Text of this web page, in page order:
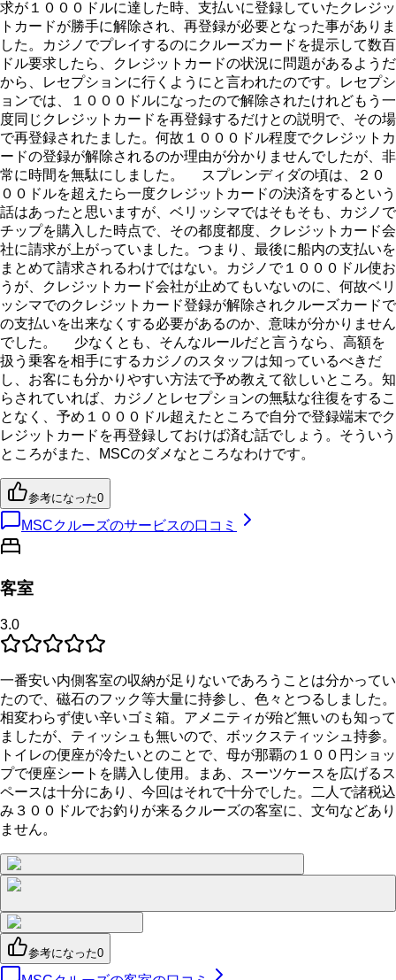
求が１０００ドルに達した時、支払いに登録していたクレジッ
トカードが勝手に解除され、再登録が必要となった事がありま
した。カジノでプレイするのにクルーズカードを提示して数百
ドル要求したら、クレジットカードの状況に問題があるようだ
から、レセプションに行くようにと言われたのです。レセプシ
ョンでは、１０００ドルになったので解除されたけれどもう一
度同じクレジットカードを再登録するだけとの説明で、その場
で再登録されたました。何故１０００ドル程度でクレジットカ
ードの登録が解除されるのか理由が分かりませんでしたが、非
常に時間を無駄にしました。 スプレンディダの頃は、２０
００ドルを超えたら一度クレジットカードの決済をするという
話はあったと思いますが、ベリッシマではそもそも、カジノで
チップを購入した時点で、その都度都度、クレジットカード会
社に請求が上がっていました。つまり、最後に船内の支払いを
まとめて請求されるわけではない。カジノで１０００ドル使お
うが、クレジットカード会社が止めてもいないのに、何故ベリ
ッシマでのクレジットカード登録が解除されクルーズカードで
の支払いを出来なくする必要があるのか、意味が分かりません
でした。 少なくとも、そんなルールだと言うなら、高額を
扱う乗客を相手にするカジノのスタッフは知っているべきだ
し、お客にも分かりやすい方法で予め教えて欲しいところ。知
らされていれば、カジノとレセプションの無駄な往復をするこ
となく、予め１０００ドル超えたところで自分で登録端末でク
レジットカードを再登録しておけば済む話でしょう。そういう
ところがまた、MSCのダメなところなわけです。
参考になった0
MSCクルーズのサービスの口コミ
客室
3.0
一番安い内側客室の収納が足りないであろうことは分かってい
たので、磁石のフック等大量に持参し、色々とつるしました。
相変わらず使い辛いゴミ箱。アメニティが殆ど無いのも知って
ましたが、ティッシュも無いので、ボックスティッシュ持参。
トイレの便座が冷たいとのことで、母が那覇の１００円ショッ
プで便座シートを購入し使用。まあ、スーツケースを広げるス
ペースは十分にあり、今回はそれで十分でした。二人で諸税込
み３００ドルでお釣りが来るクルーズの客室に、文句などあり
ません。
参考になった0